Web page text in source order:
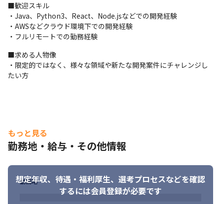
・開発ツール：Git, Jenkins, Ansible, Vagrant, Ansible, Docker,
AWS ECS/EKS/ECR
・コミュニケーション・プロジェクト管理：Redmine,
Chatwork, Slack, Zabbix, Nagios
■主なお取引先様
大和コネクト証券様/東急不動産様/TBCグループ様/日本自動車連
盟様/ソニー銀行様/クレディセゾン様　など
■歓迎スキル
・Java、Python3、React、Node.jsなどでの開発経験
・AWSなどクラウド環境下での開発経験
・フルリモートでの勤務経験
■求める人物像
・限定的ではなく、様々な領域や新たな開発案件にチャレンジし
たい方
もっと見る
勤務地・給与・その他情報
想定年収、待遇・福利厚生、 選考プロセスなどを確認
するには会員登録が必要です
勤務地